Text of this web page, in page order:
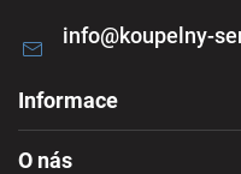
info@koupelny-
Informace
O nás